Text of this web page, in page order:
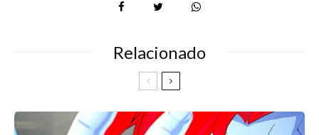
Relacionado